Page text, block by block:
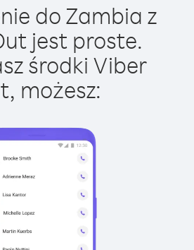
do Zambia z
jest proste.
środki Viber
możesz: